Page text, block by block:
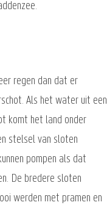
regen dan dat er
Als het water uit een
komt het land onder
stelsel van sloten
pompen als dat
De bredere sloten
werden met pramen en